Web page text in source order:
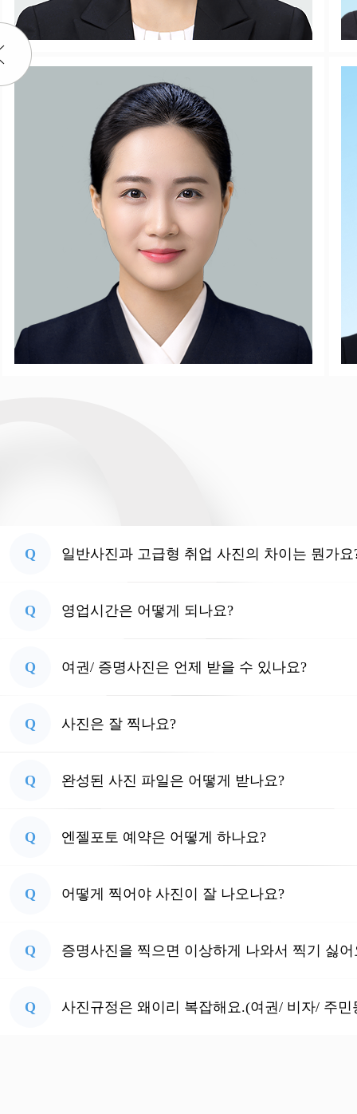
Q 일반사진과 고급형 취업 사진의 차이는 뭔가요
Q 영업시간은 어떻게 되나요?
Q 여권/ 증명사진은 언제 받을 수 있나요?
Q 사진은 잘 찍나요?
Q 완성된 사진 파일은 어떻게 받나요?
Q 엔젤포토 예약은 어떻게 하나요?
Q 어떻게 찍어야 사진이 잘 나오나요?
Q 증명사진을 찍으면 이상하게 나와서 찍기 싫어
Q 사진규정은 왜이리 복잡해요.(여권/ 비자/ 주민